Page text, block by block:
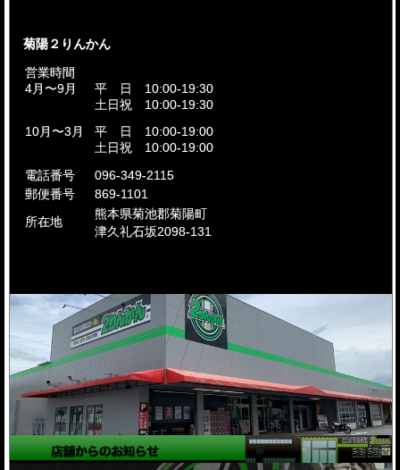
菊陽２りんかん
営業時間
4月〜9月
平 日 10:00-19:30
土日祝 10:00-19:30
10月〜3月
平 日 10:00-19:00
土日祝 10:00-19:00
電話番号
096-349-2115
郵便番号
869-1101
所在地
熊本県菊池郡菊陽町
津久礼石坂2098-131